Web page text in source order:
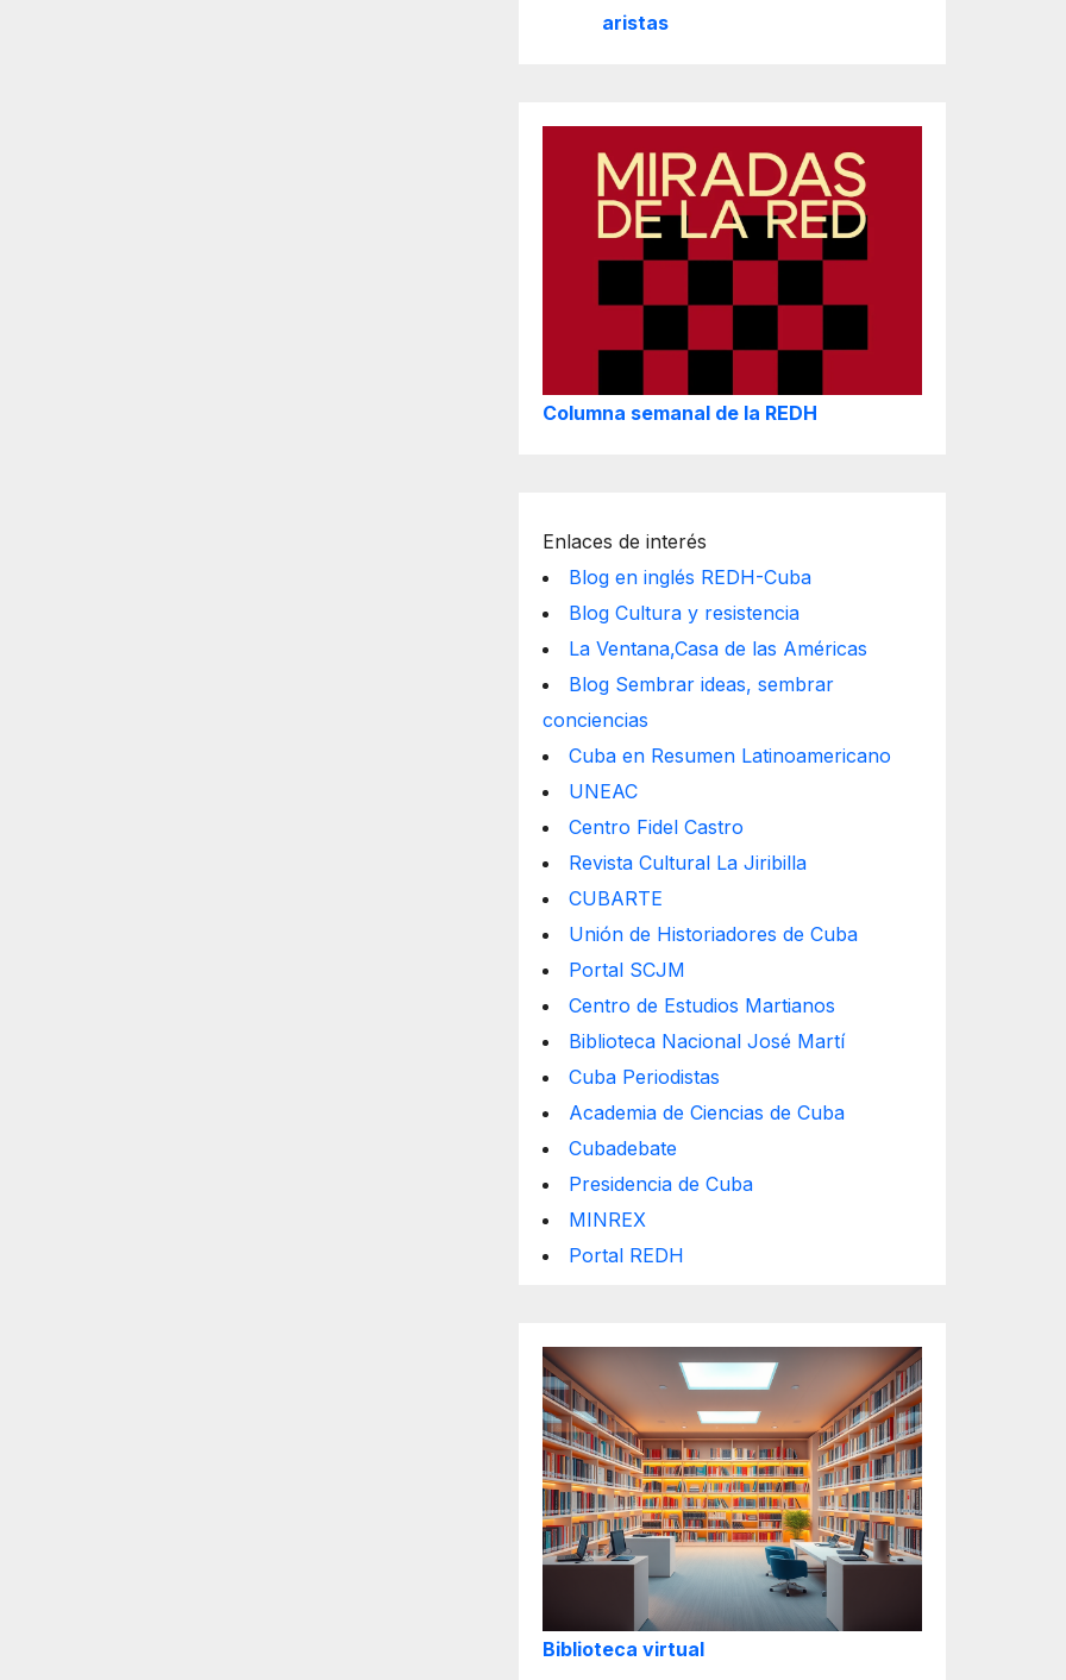
aristas
Columna semanal de la REDH
Enlaces de interés
Blog en inglés REDH-Cuba
Blog Cultura y resistencia
La Ventana,Casa de las Américas
Blog Sembrar ideas, sembrar
conciencias
Cuba en Resumen Latinoamericano
UNEAC
Centro Fidel Castro
Revista Cultural La Jiribilla
CUBARTE
Unión de Historiadores de Cuba
Portal SCJM
Centro de Estudios Martianos
Biblioteca Nacional José Martí
Cuba Periodistas
Academia de Ciencias de Cuba
Cubadebate
Presidencia de Cuba
MINREX
Portal REDH
Biblioteca virtual